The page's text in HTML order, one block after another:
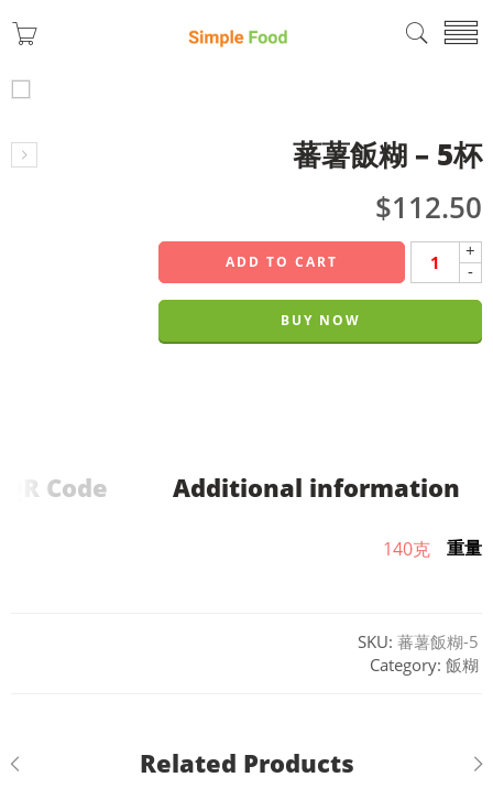
蕃薯飯糊 – 5杯
$112.50
+
-
ADD TO CART
BUY NOW
Additional information
QR Code
重量
140克
SKU: 蕃薯飯糊-5
Category: 飯糊
Related Products